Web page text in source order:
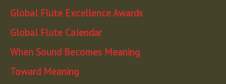
Global Flute Excellence Awards
Global Flute Calendar
When Sound Becomes Meaning
Toward Meaning